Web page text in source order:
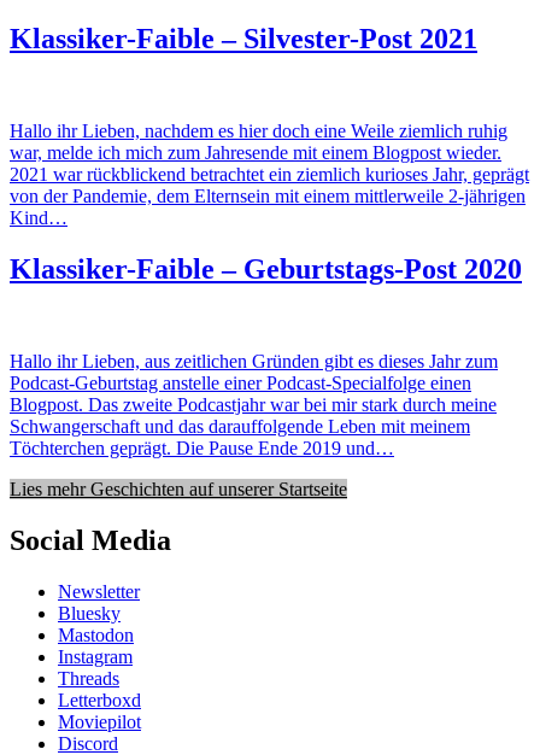
Klassiker-Faible – Silvester-Post 2021
Hallo ihr Lieben, nachdem es hier doch eine Weile ziemlich ruhig
war, melde ich mich zum Jahresende mit einem Blogpost wieder.
2021 war rückblickend betrachtet ein ziemlich kurioses Jahr, geprägt
von der Pandemie, dem Elternsein mit einem mittlerweile 2-jährigen
Kind…
Klassiker-Faible – Geburtstags-Post 2020
Hallo ihr Lieben, aus zeitlichen Gründen gibt es dieses Jahr zum
Podcast-Geburtstag anstelle einer Podcast-Specialfolge einen
Blogpost. Das zweite Podcastjahr war bei mir stark durch meine
Schwangerschaft und das darauffolgende Leben mit meinem
Töchterchen geprägt. Die Pause Ende 2019 und…
Lies mehr Geschichten auf unserer Startseite
Social Media
Newsletter
Bluesky
Mastodon
Instagram
Threads
Letterboxd
Moviepilot
Discord